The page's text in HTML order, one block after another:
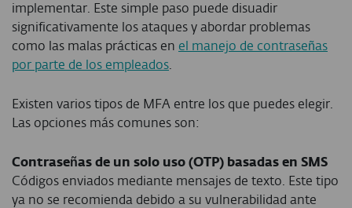
implementar. Este simple paso puede disuadir
significativamente los ataques y abordar problemas
como las malas prácticas en el manejo de contraseñas
por parte de los empleados.
Existen varios tipos de MFA entre los que puedes elegir.
Las opciones más comunes son:
Contraseñas de un solo uso (OTP) basadas en SMS
Códigos enviados mediante mensajes de texto. Este tipo
ya no se recomienda debido a su vulnerabilidad ante